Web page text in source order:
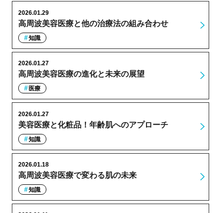
高周波美容医療と他の治療法の組み合わせ
2026.01.29
知識
高周波美容医療の進化と未来の展望
2026.01.27
医療
美容医療と化粧品！年齢肌へのアプローチ
2026.01.27
知識
高周波美容医療で変わる肌の未来
2026.01.18
知識